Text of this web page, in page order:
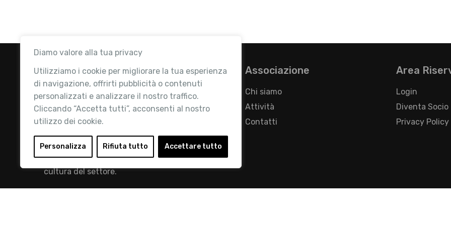
Diamo valore alla tua privacy
Utilizziamo i cookie per migliorare la tua esperienza
di navigazione, offrirti pubblicità o contenuti
personalizzati e analizzare il nostro traffico.
Cliccando “Accetta tutti”, acconsenti al nostro
utilizzo dei cookie.
Personalizza Rifiuta tutto Accettare tutto
Retail Institute Italy è l’Associazione di
riferimento per l'Ecosistema Retail: la nostra
mission è quella di promuovere lo sviluppo e la
cultura del settore.
Associazione
Chi siamo
Attività
Contatti
Area
Login
Diventa Socio
Privacy Policy